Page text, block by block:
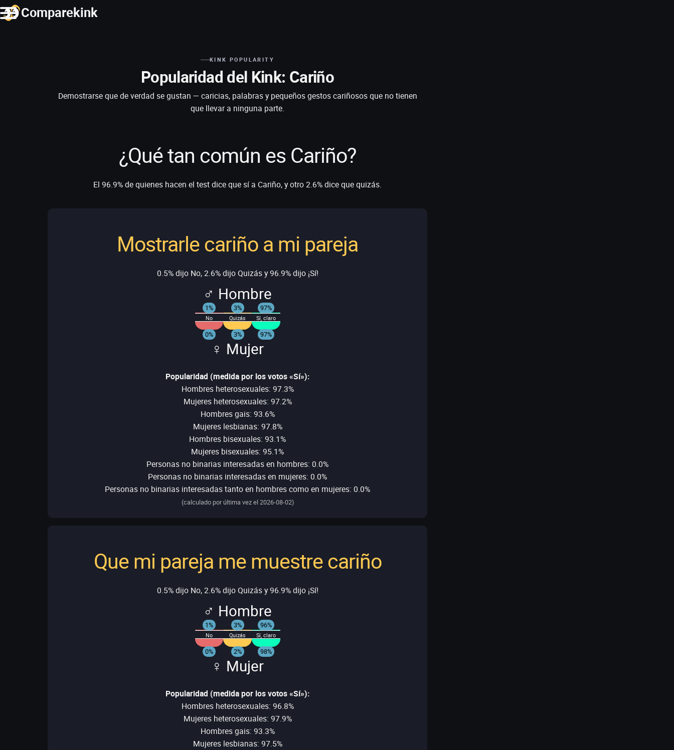
Comparekink
KINK POPULARITY
Popularidad del Kink: Cariño
Demostrarse que de verdad se gustan — caricias, palabras y pequeños gestos cariñosos que no tienen
que llevar a ninguna parte.
¿Qué tan común es Cariño?
El 96.9% de quienes hacen el test dice que sí a Cariño, y otro 2.6% dice que quizás.
Mostrarle cariño a mi pareja
0.5% dijo No, 2.6% dijo Quizás y 96.9% dijo ¡Sí!
♂ Hombre
No
1%
Quizás
3%
Sí, claro
97%
0% 3% 97%
♀ Mujer
Popularidad (medida por los votos «Sí»):
Hombres heterosexuales: 97.3%
Mujeres heterosexuales: 97.2%
Hombres gais: 93.6%
Mujeres lesbianas: 97.8%
Hombres bisexuales: 93.1%
Mujeres bisexuales: 95.1%
Personas no binarias interesadas en hombres: 0.0%
Personas no binarias interesadas en mujeres: 0.0%
Personas no binarias interesadas tanto en hombres como en mujeres: 0.0%
(calculado por última vez el 2026-08-02)
Que mi pareja me muestre cariño
0.5% dijo No, 2.6% dijo Quizás y 96.9% dijo ¡Sí!
♂ Hombre
No
1%
Quizás
3%
Sí, claro
96%
0% 2% 98%
♀ Mujer
Popularidad (medida por los votos «Sí»):
Hombres heterosexuales: 96.8%
Mujeres heterosexuales: 97.9%
Hombres gais: 93.3%
Mujeres lesbianas: 97.5%